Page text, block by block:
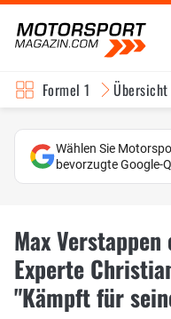
Formel 1 Übersicht
Wählen Sie
bevorzugte Google-
Max
Experte
"Kämpft für